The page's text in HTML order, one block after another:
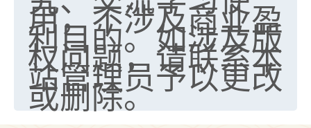
用，不涉及商业盈
利目的。如涉及版
权问题，请联系本
站管理员予以更改
或删除。